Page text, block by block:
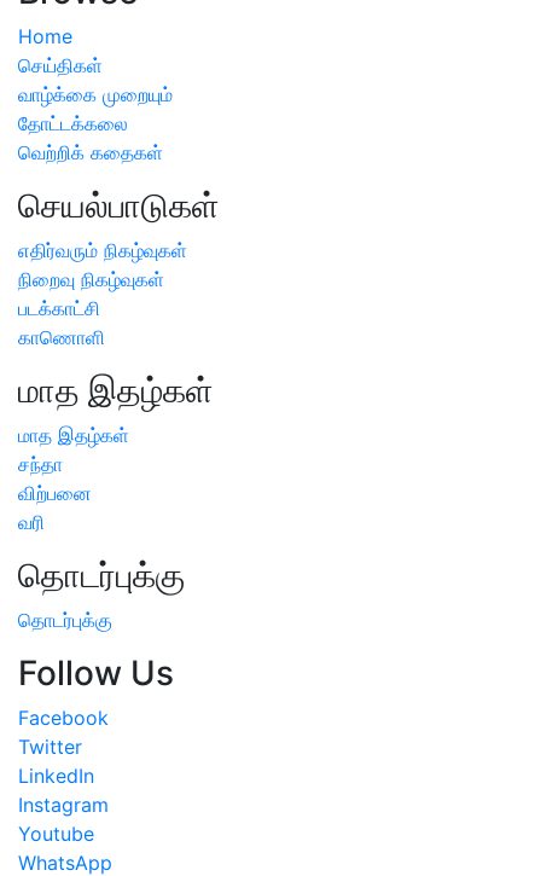
Home
செய்திகள்
வாழ்க்கை முறையும்
தோட்டக்கலை
வெற்றிக் கதைகள்
செயல்பாடுகள்
எதிர்வரும் நிகழ்வுகள்
நிறைவு நிகழ்வுகள்
படக்காட்சி
காணொளி
மாத இதழ்கள்
மாத இதழ்கள்
சந்தா
விற்பனை
வரி
தொடர்புக்கு
தொடர்புக்கு
Follow Us
Facebook
Twitter
LinkedIn
Instagram
Youtube
WhatsApp